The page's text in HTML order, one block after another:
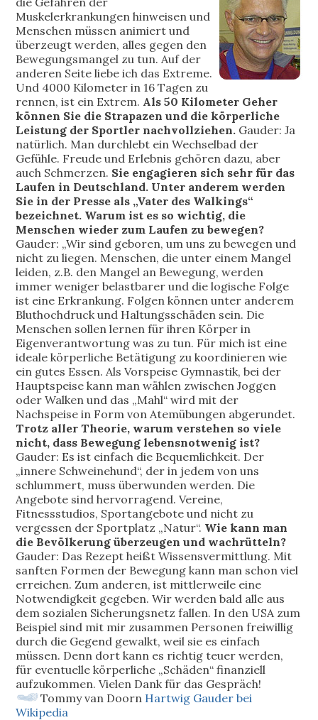
Muskelerkrankungen hinweisen und
Menschen müssen animiert und
überzeugt werden, alles gegen den
Bewegungsmangel zu tun. Auf der
anderen Seite liebe ich das Extreme.
Und 4000 Kilometer in 16 Tagen zu
rennen, ist ein Extrem. Als 50 Kilometer Geher
können Sie die Strapazen und die körperliche
Leistung der Sportler nachvollziehen. Gauder: Ja
natürlich. Man durchlebt ein Wechselbad der
Gefühle. Freude und Erlebnis gehören dazu, aber
auch Schmerzen. Sie engagieren sich sehr für das
Laufen in Deutschland. Unter anderem werden
Sie in der Presse als „Vater des Walkings“
bezeichnet. Warum ist es so wichtig, die
Menschen wieder zum Laufen zu bewegen?
Gauder: „Wir sind geboren, um uns zu bewegen und
nicht zu liegen. Menschen, die unter einem Mangel
leiden, z.B. den Mangel an Bewegung, werden
immer weniger belastbarer und die logische Folge
ist eine Erkrankung. Folgen können unter anderem
Bluthochdruck und Haltungsschäden sein. Die
Menschen sollen lernen für ihren Körper in
Eigenverantwortung was zu tun. Für mich ist eine
ideale körperliche Betätigung zu koordinieren wie
ein gutes Essen. Als Vorspeise Gymnastik, bei der
Hauptspeise kann man wählen zwischen Joggen
oder Walken und das „Mahl“ wird mit der
Nachspeise in Form von Atemübungen abgerundet.
Trotz aller Theorie, warum verstehen so viele
nicht, dass Bewegung lebensnotwenig ist?
Gauder: Es ist einfach die Bequemlichkeit. Der
„innere Schweinehund“, der in jedem von uns
schlummert, muss überwunden werden. Die
Angebote sind hervorragend. Vereine,
Fitnessstudios, Sportangebote und nicht zu
vergessen der Sportplatz „Natur“. Wie kann man
die Bevölkerung überzeugen und wachrütteln?
Gauder: Das Rezept heißt Wissensvermittlung. Mit
sanften Formen der Bewegung kann man schon viel
erreichen. Zum anderen, ist mittlerweile eine
Notwendigkeit gegeben. Wir werden bald alle aus
dem sozialen Sicherungsnetz fallen. In den USA zum
Beispiel sind mit mir zusammen Personen freiwillig
durch die Gegend gewalkt, weil sie es einfach
müssen. Denn dort kann es richtig teuer werden,
für eventuelle körperliche „Schäden“ finanziell
aufzukommen. Vielen Dank für das Gespräch!
Tommy van Doorn Hartwig Gauder bei
Wikipedia